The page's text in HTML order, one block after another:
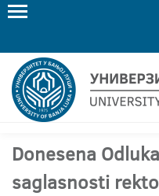
Donesena
saglasnosti